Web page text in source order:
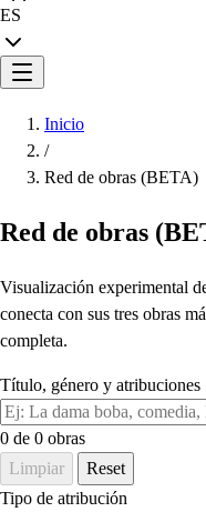
ES
Inicio
/
Red de obras (BETA)
Red de obras
Visualización experimental
conecta con sus tres obras
completa.
Título, género y atribuciones
0 de 0 obras
Limpiar
Reset
Tipo de atribución